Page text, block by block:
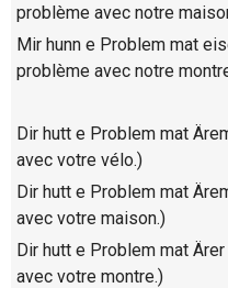
problème avec notre
Mir hunn e Problem mat
problème avec notre
Dir hutt e Problem mat
avec votre vélo.)
Dir hutt e Problem mat
avec votre maison.)
Dir hutt e Problem mat
avec votre montre.)